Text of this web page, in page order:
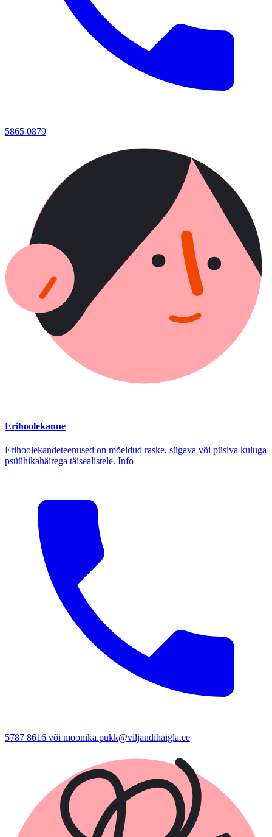
5865 0879
Erihoolekanne
Erihoolekandeteenused on mõeldud raske, sügava või püsiva kuluga
psüühikahäirega täisealistele. Info
5787 8616 või moonika.pukk@viljandihaigla.ee